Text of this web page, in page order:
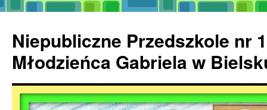
treści
Niepubliczne Przedszkole nr
Młodzieńca Gabriela w